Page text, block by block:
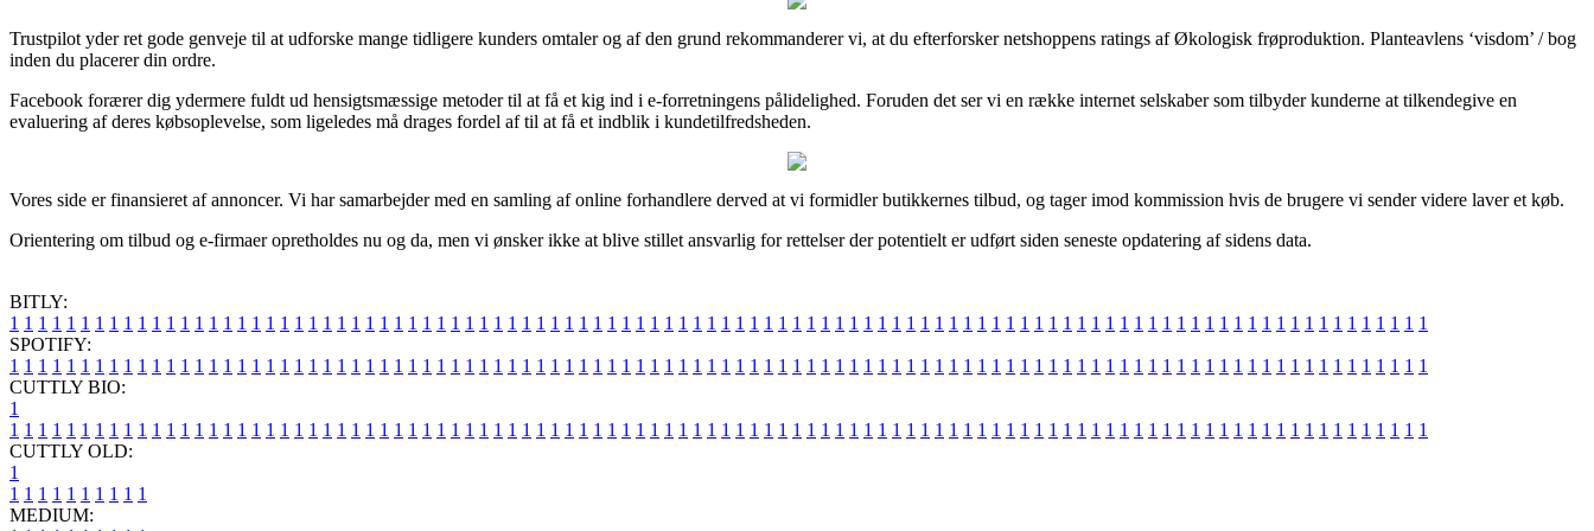
Trustpilot yder ret gode genveje til at udforske mange tidligere kunders omtaler og af den grund rekommanderer vi, at du efterforsker netshoppens ratings af Økologisk frøproduktion. Planteavlens ‘visdom’ / bog
inden du placerer din ordre.
Facebook forærer dig ydermere fuldt ud hensigtsmæssige metoder til at få et kig ind i e-forretningens pålidelighed. Foruden det ser vi en række internet selskaber som tilbyder kunderne at tilkendegive en
evaluering af deres købsoplevelse, som ligeledes må drages fordel af til at få et indblik i kundetilfredsheden.
Vores side er finansieret af annoncer. Vi har samarbejder med en samling af online forhandlere derved at vi formidler butikkernes tilbud, og tager imod kommission hvis de brugere vi sender videre laver et køb.
Orientering om tilbud og e-firmaer opretholdes nu og da, men vi ønsker ikke at blive stillet ansvarlig for rettelser der potentielt er udført siden seneste opdatering af sidens data.
BITLY:
1 1 1 1 1 1 1 1 1 1 1 1 1 1 1 1 1 1 1 1 1 1 1 1 1 1 1 1 1 1 1 1 1 1 1 1 1 1 1 1 1 1 1 1 1 1 1 1 1 1 1 1 1 1 1 1 1 1 1 1 1 1 1 1 1 1 1 1 1 1 1 1 1 1 1 1 1 1 1 1 1 1 1 1 1 1 1 1 1 1 1 1 1 1 1 1 1 1 1 1
SPOTIFY:
1 1 1 1 1 1 1 1 1 1 1 1 1 1 1 1 1 1 1 1 1 1 1 1 1 1 1 1 1 1 1 1 1 1 1 1 1 1 1 1 1 1 1 1 1 1 1 1 1 1 1 1 1 1 1 1 1 1 1 1 1 1 1 1 1 1 1 1 1 1 1 1 1 1 1 1 1 1 1 1 1 1 1 1 1 1 1 1 1 1 1 1 1 1 1 1 1 1 1 1
CUTTLY BIO:
1
1 1 1 1 1 1 1 1 1 1 1 1 1 1 1 1 1 1 1 1 1 1 1 1 1 1 1 1 1 1 1 1 1 1 1 1 1 1 1 1 1 1 1 1 1 1 1 1 1 1 1 1 1 1 1 1 1 1 1 1 1 1 1 1 1 1 1 1 1 1 1 1 1 1 1 1 1 1 1 1 1 1 1 1 1 1 1 1 1 1 1 1 1 1 1 1 1 1 1 1
CUTTLY OLD:
1
1 1 1 1 1 1 1 1 1 1
MEDIUM: